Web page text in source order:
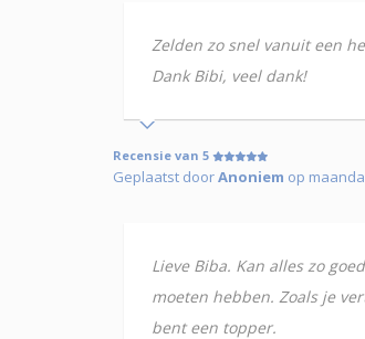
Zelden zo snel vanuit een
Dank Bibi, veel dank!
Recensie van 5
Geplaatst doorAnoniem op
Lieve Biba. Kan alles zo
moeten hebben. Zoals je
bent een topper.